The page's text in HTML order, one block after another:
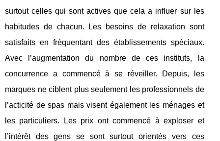
surtout celles qui sont actives que cela a influer sur les
habitudes de chacun. Les besoins de relaxation sont
satisfaits en fréquentant des établissements spéciaux.
Avec l’augmentation du nombre de ces instituts, la
concurrence a commencé à se réveiller. Depuis, les
marques ne ciblent plus seulement les professionnels de
l’acticité de spas mais visent également les ménages et
les particuliers. Les prix ont commencé à exploser et
l’intérêt des gens se sont surtout orientés vers ces